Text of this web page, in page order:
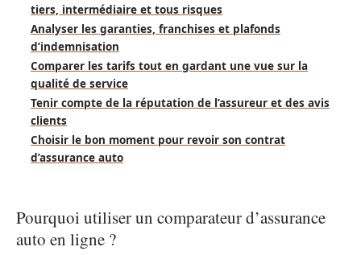
tiers, intermédiaire et tous risques
Analyser les garanties, franchises et plafonds
d’indemnisation
Comparer les tarifs tout en gardant une vue sur la
qualité de service
Tenir compte de la réputation de l’assureur et des avis
clients
Choisir le bon moment pour revoir son contrat
d’assurance auto
Pourquoi utiliser un comparateur d’assurance
auto en ligne ?